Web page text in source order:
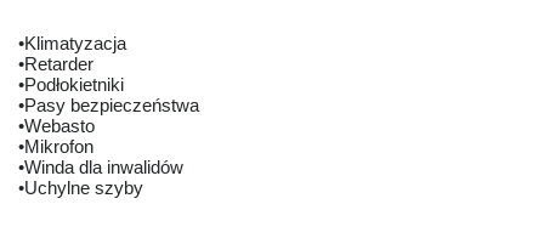
•Klimatyzacja
•Retarder
•Podłokietniki
•Pasy bezpieczeństwa
•Webasto
•Mikrofon
•Winda dla inwalidów
•Uchylne szyby